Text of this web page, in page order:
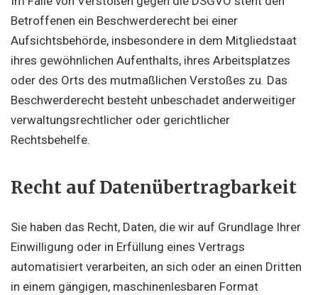
Betroffenen ein Beschwerderecht bei einer
Aufsichtsbehörde, insbesondere in dem Mitgliedstaat
ihres gewöhnlichen Aufenthalts, ihres Arbeitsplatzes
oder des Orts des mutmaßlichen Verstoßes zu. Das
Beschwerderecht besteht unbeschadet anderweitiger
verwaltungsrechtlicher oder gerichtlicher
Rechtsbehelfe.
Recht auf Daten­übertrag­barkeit
Sie haben das Recht, Daten, die wir auf Grundlage Ihrer
Einwilligung oder in Erfüllung eines Vertrags
automatisiert verarbeiten, an sich oder an einen Dritten
in einem gängigen, maschinenlesbaren Format